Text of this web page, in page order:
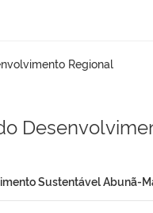
Sustentável Abunã-